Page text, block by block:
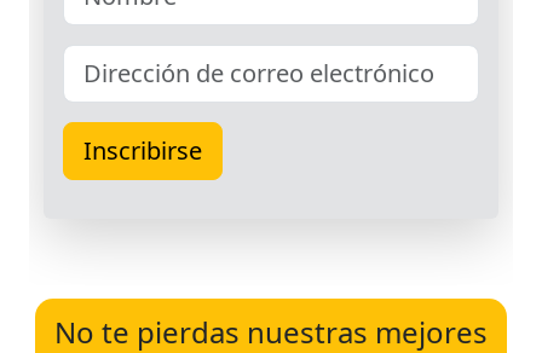
No te pierdas nuestras mejores